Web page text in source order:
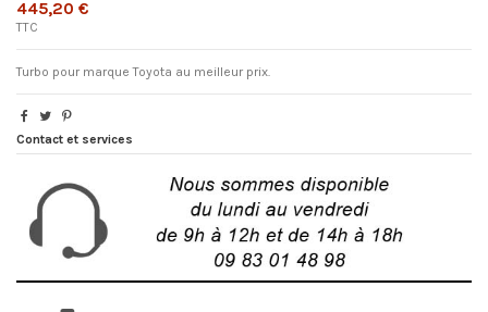
445,20 €
TTC
Turbo pour marque Toyota au meilleur prix.
Contact et services